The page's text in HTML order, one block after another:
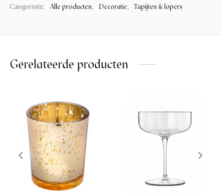
Categorieën: Alle producten, Decoratie, Tapijten & lopers
Gerelateerde producten